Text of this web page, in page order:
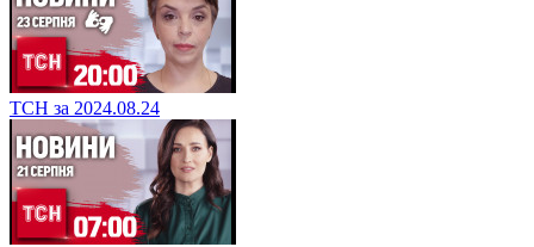
ТСН за 2024.08.24